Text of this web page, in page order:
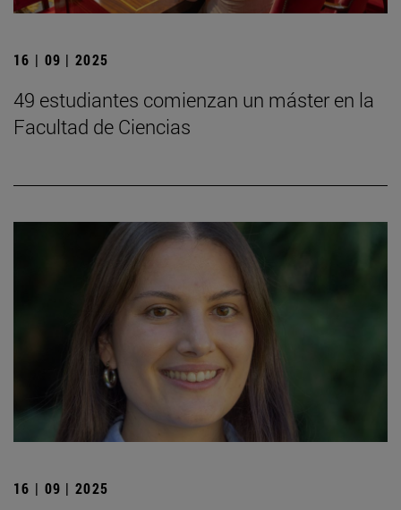
16 | 09 | 2025
49 estudiantes comienzan un máster en la
Facultad de Ciencias
16 | 09 | 2025